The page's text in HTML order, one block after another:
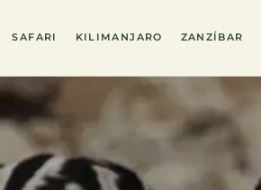
SAFARI KILIMANJARO ZANZÍBAR